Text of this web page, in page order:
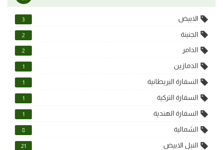
الابيض 3
الجنينة 2
الدامر 2
الدمازين 1
السفارة البريطانية 1
السفارة التركية 1
السفارة الهندية 1
الشمالية 8
النيل الابيض 21